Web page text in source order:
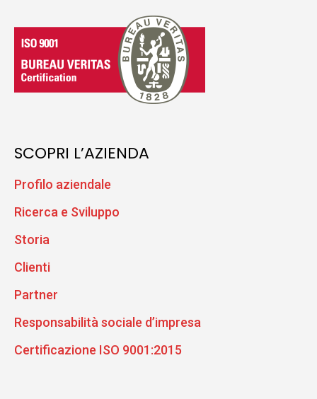
SCOPRI L’AZIENDA
Profilo aziendale
Ricerca e Sviluppo
Storia
Clienti
Partner
Responsabilità sociale d’impresa
Certificazione ISO 9001:2015